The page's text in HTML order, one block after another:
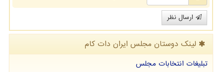
ارسال نظر
لینک دوستان مجلس ایران دات كام
تبلیغات انتخابات مجلس